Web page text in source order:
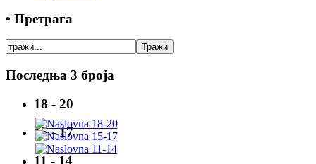
• Претрага
Последња 3 броја
18 - 20
15 - 17
11 - 14